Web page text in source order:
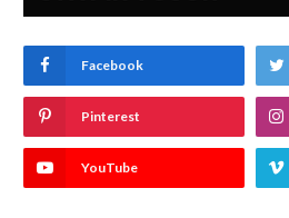
Facebook
Pinterest
YouTube